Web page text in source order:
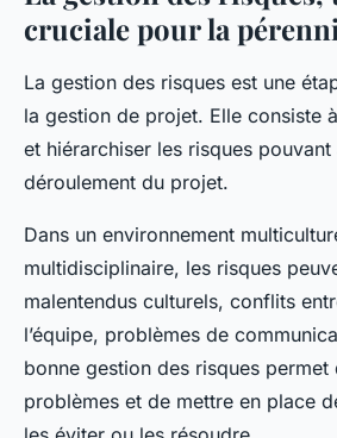
cruciale pour la
La gestion des risques est une
la gestion de projet. Elle consiste
et hiérarchiser les risques
déroulement du projet.
Dans un environnement
multidisciplinaire, les risques
malentendus culturels, conflits
l’équipe, problèmes de
bonne gestion des risques permet
problèmes et de mettre en place